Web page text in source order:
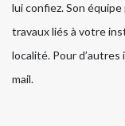
lui confiez. Son
travaux liés à votre
localité. Pour
mail.